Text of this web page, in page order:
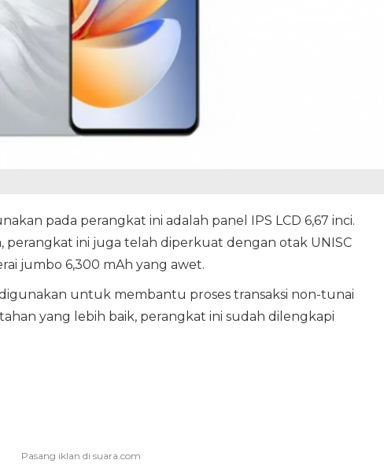
pada perangkat ini adalah panel IPS LCD 6,67 inci.
ini juga telah diperkuat dengan otak UNISC
jumbo 6,300 mAh yang awet.
untuk membantu proses transaksi non-tunai
yang lebih baik, perangkat ini sudah dilengkapi